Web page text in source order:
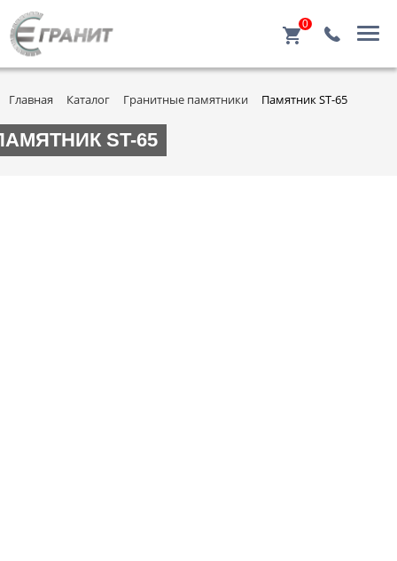
0
Главная Каталог Гранитные памятники Памятник ST-65
ST-65